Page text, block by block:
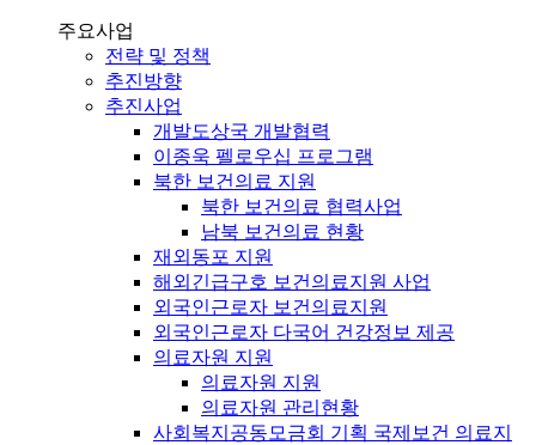
주요사업
전략 및 정책
추진방향
추진사업
개발도상국 개발협력
이종욱 펠로우십 프로그램
북한 보건의료 지원
북한 보건의료 협력사업
남북 보건의료 현황
재외동포 지원
해외긴급구호 보건의료지원 사업
외국인근로자 보건의료지원
외국인근로자 다국어 건강정보 제공
의료자원 지원
의료자원 지원
의료자원 관리현황
사회복지공동모금회 기획 국제보건 의료지